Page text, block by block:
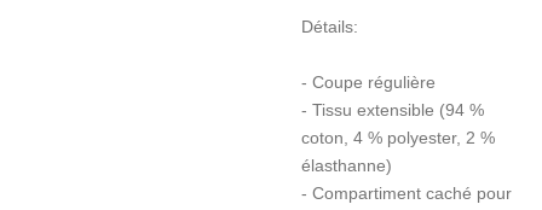
Détails:
- Coupe régulière
- Tissu extensible (94 %
coton, 4 % polyester, 2 %
élasthanne)
- Compartiment caché pour